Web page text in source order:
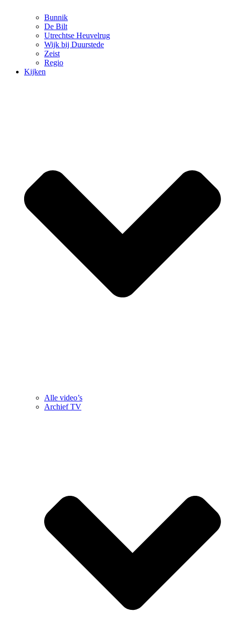
Bunnik
De Bilt
Utrechtse Heuvelrug
Wijk bij Duurstede
Zeist
Regio
Kijken
Alle video’s
Archief TV